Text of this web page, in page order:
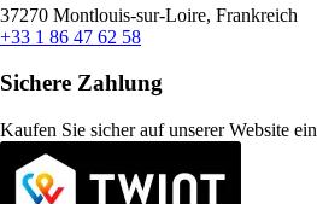
37270 Montlouis-sur-Loire, Frankreich
+33 1 86 47 62 58
Sichere Zahlung
Kaufen Sie sicher auf unserer Website ein